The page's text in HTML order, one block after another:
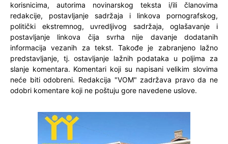
korisnicima, autorima novinarskog teksta i/ili članovima
redakcije, postavljanje sadržaja i linkova pornografskog,
politički ekstremnog, uvredljivog sadržaja, oglašavanje i
postavljanje linkova čija svrha nije davanje dodatanih
informacija vezanih za tekst. Takođe je zabranjeno lažno
predstavljanje, tj. ostavljanje lažnih podataka u poljima za
slanje komentara. Komentari koji su napisani velikim slovima
neće biti odobreni. Redakcija "VOM" zadržava pravo da ne
odobri komentare koji ne poštuju gore navedene uslove.